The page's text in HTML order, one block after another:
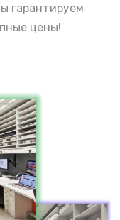
гарантируем
цены!